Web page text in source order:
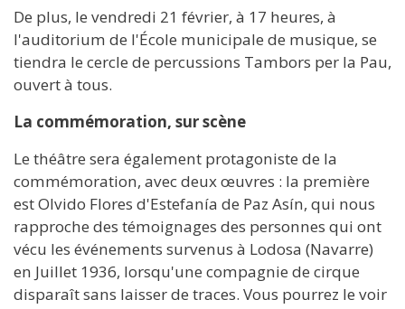
De plus, le vendredi 21 février, à 17 heures, à
l'auditorium de l'École municipale de musique, se
tiendra le cercle de percussions Tambors per la Pau,
ouvert à tous.
La commémoration, sur scène
Le théâtre sera également protagoniste de la
commémoration, avec deux œuvres : la première
est Olvido Flores d'Estefanía de Paz Asín, qui nous
rapproche des témoignages des personnes qui ont
vécu les événements survenus à Lodosa (Navarre)
en Juillet 1936, lorsqu'une compagnie de cirque
disparaît sans laisser de traces. Vous pourrez le voir